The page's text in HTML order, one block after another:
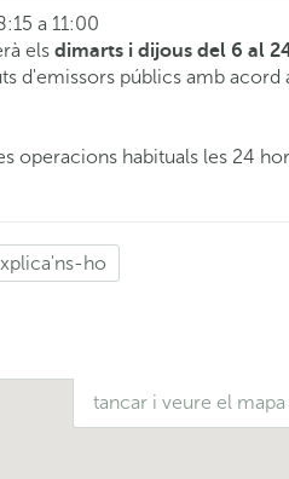
a 11:00
els dimarts i dijous del 6 al
d'emissors públics amb
operacions habituals les 24
ho
tancar i veure el mapa